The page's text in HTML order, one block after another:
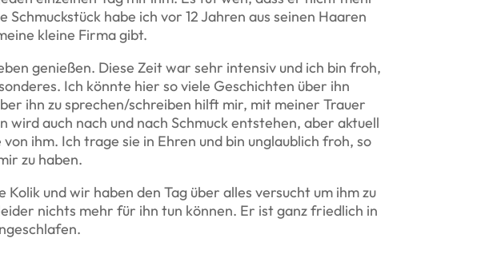
habe ich vor 12 Jahren aus seinen Haaren
kleine Firma gibt.
genießen. Diese Zeit war sehr intensiv und ich bin froh,
Ich könnte hier so viele Geschichten über ihn
ihn zu sprechen/schreiben hilft mir, mit meiner Trauer
wird auch nach und nach Schmuck entstehen, aber aktuell
ihm. Ich trage sie in Ehren und bin unglaublich froh, so
zu haben.
und wir haben den Tag über alles versucht um ihm zu
nichts mehr für ihn tun können. Er ist ganz friedlich in